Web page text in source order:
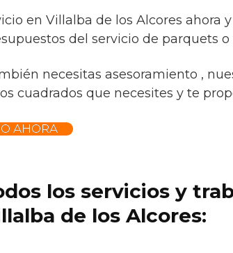
en Villalba de los Alcores ahora
del servicio de parquets
necesitas asesoramiento ,
cuadrados que necesites y te
AHORA
los servicios y
de los Alcores: